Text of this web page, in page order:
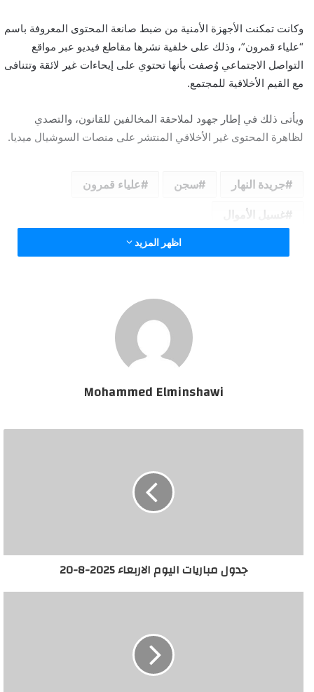
إ
ل
ر
و
ا
وكانت تمكنت الأجهزة الأمنية من ضبط صانعة المحتوى المعروفة باسم
“علياء قمرون”، وذلك على خلفية نشرها مقاطع فيديو عبر مواقع
التواصل الاجتماعي وُصفت بأنها تحتوي على إيحاءات غير لائقة وتتنافى
مع القيم الأخلاقية للمجتمع.
ويأتى ذلك في إطار جهود لملاحقة المخالفين للقانون، والتصدي
لظاهرة المحتوى غير الأخلاقي المنتشر على منصات السوشيال ميديا.
جريدة النهار سجن علياء قمرون
غسيل الأموال
اظهر المزيد
Mohammed Elminshawi
جدول مباريات اليوم الاربعاء 2025-8-20